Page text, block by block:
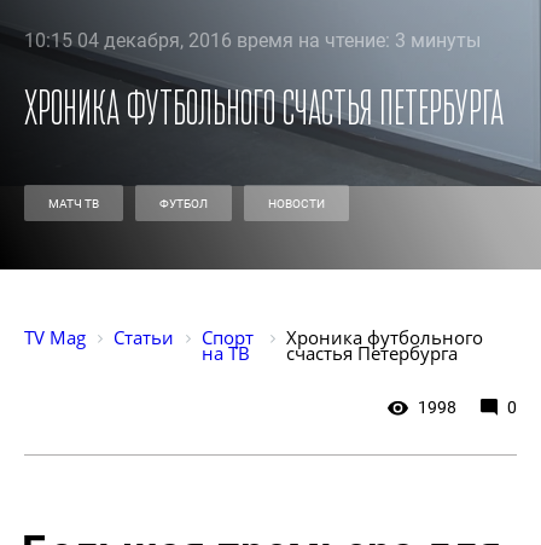
10:15 04 декабря, 2016 время на чтение: 3 минуты
Хроника футбольного счастья Петербурга
МАТЧ ТВ ФУТБОЛ НОВОСТИ
TV Mag Статьи Спорт
на ТВ
Хроника футбольного
счастья Петербурга
1998 0